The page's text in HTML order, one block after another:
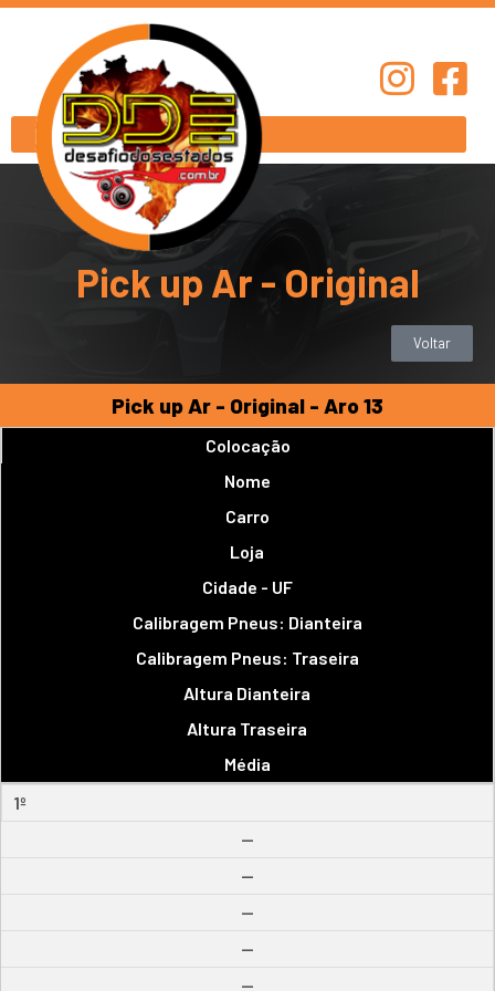
Pick up Ar - Original
Voltar
Pick up Ar - Original - Aro 13
Colocação
Nome
Carro
Loja
Cidade - UF
Calibragem Pneus: Dianteira
Calibragem Pneus: Traseira
Altura Dianteira
Altura Traseira
Média
1º
--
--
--
--
--